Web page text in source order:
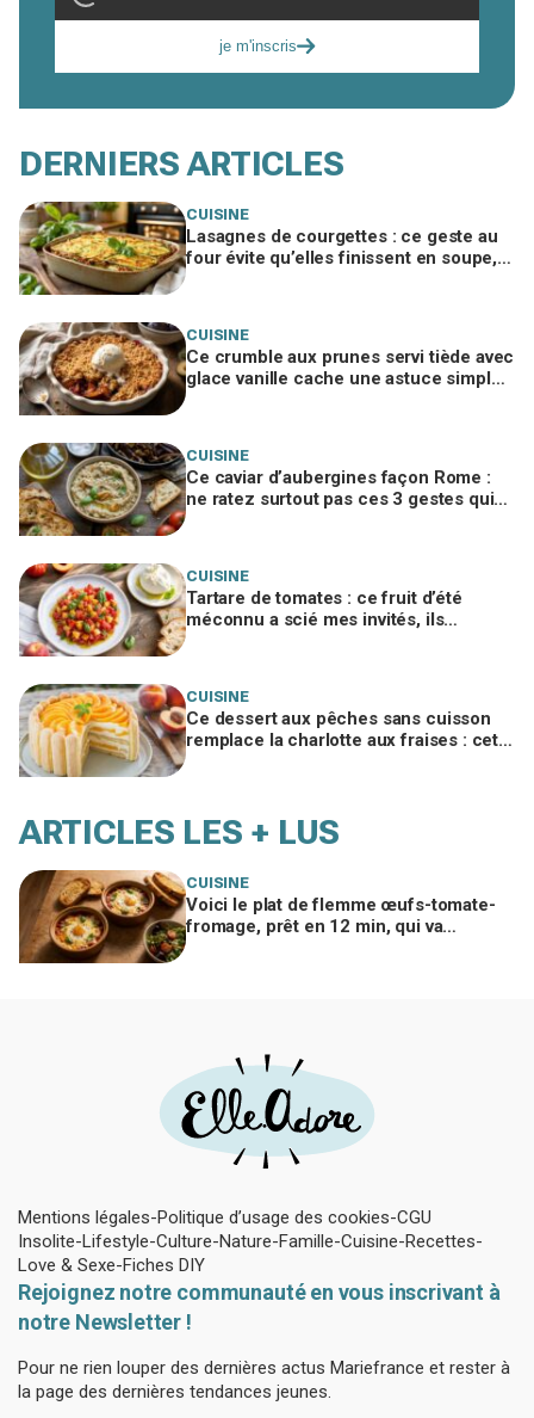
je m'inscris
DERNIERS ARTICLES
CUISINE
Lasagnes de courgettes : ce geste au
four évite qu’elles finissent en soupe,
CUISINE
Ce crumble aux prunes servi tiède avec
glace vanille cache une astuce simple
CUISINE
Ce caviar d’aubergines façon Rome :
ne ratez surtout pas ces 3 gestes qui
CUISINE
Tartare de tomates : ce fruit d’été
méconnu a scié mes invités, ils
CUISINE
Ce dessert aux pêches sans cuisson
remplace la charlotte aux fraises : cette
ARTICLES LES + LUS
CUISINE
Voici le plat de flemme œufs-tomate-
fromage, prêt en 12 min, qui va
Mentions légales Politique d’usage des cookies CGU
Insolite Lifestyle Culture Nature Famille Cuisine Recettes
Love & Sexe Fiches DIY
Rejoignez notre communauté en vous inscrivant à
notre Newsletter !
Pour ne rien louper des dernières actus Mariefrance et rester à
la page des dernières tendances jeunes.